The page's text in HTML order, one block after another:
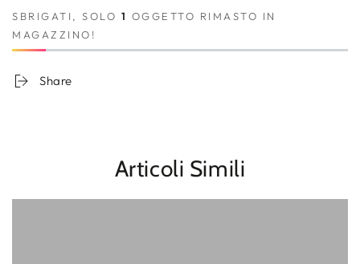
SBRIGATI, SOLO 1 OGGETTO RIMASTO IN
MAGAZZINO!
Share
Articoli Simili